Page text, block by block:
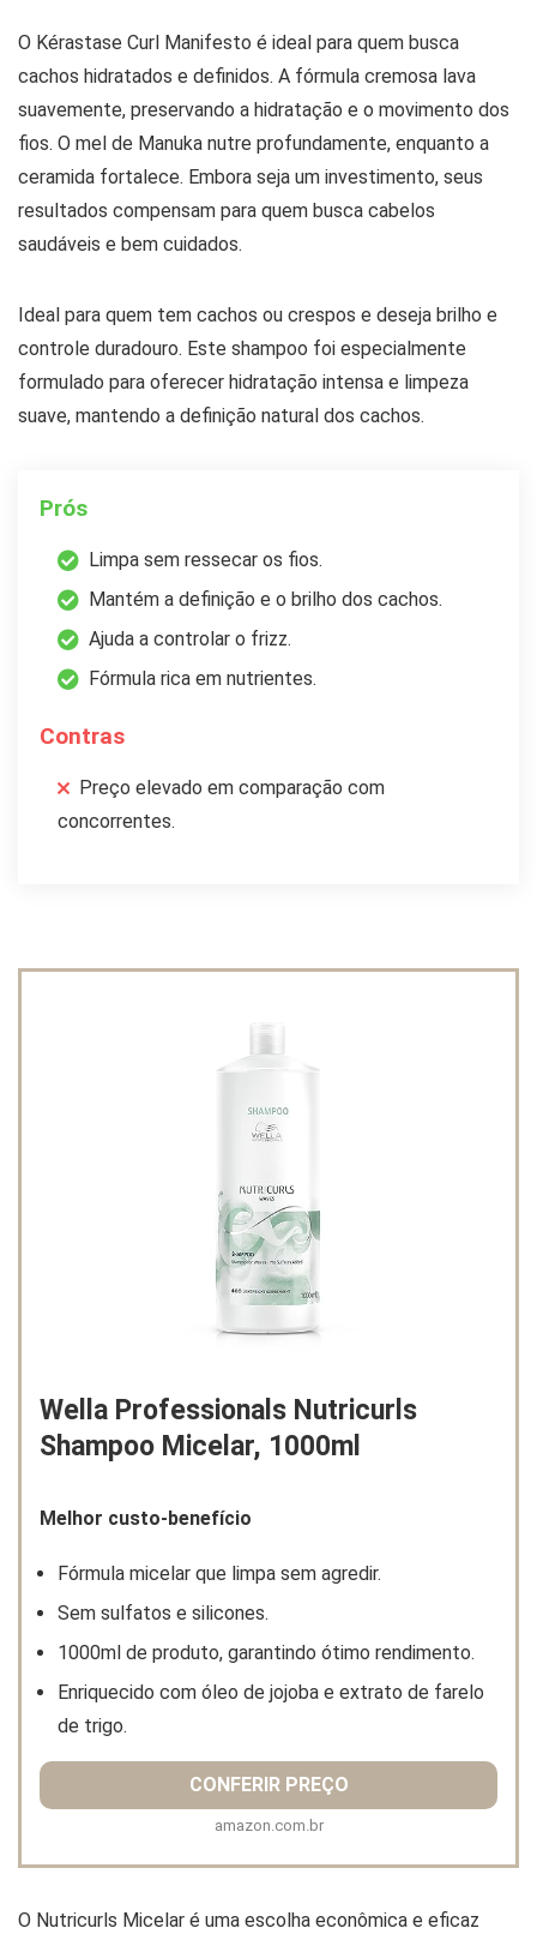
O Kérastase Curl Manifesto é ideal para quem busca
cachos hidratados e definidos. A fórmula cremosa lava
suavemente, preservando a hidratação e o movimento dos
fios. O mel de Manuka nutre profundamente, enquanto a
ceramida fortalece. Embora seja um investimento, seus
resultados compensam para quem busca cabelos
saudáveis e bem cuidados.
Ideal para quem tem cachos ou crespos e deseja brilho e
controle duradouro. Este shampoo foi especialmente
formulado para oferecer hidratação intensa e limpeza
suave, mantendo a definição natural dos cachos.
Prós
Limpa sem ressecar os fios.
Mantém a definição e o brilho dos cachos.
Ajuda a controlar o frizz.
Fórmula rica em nutrientes.
Contras
Preço elevado em comparação com
concorrentes.
Wella Professionals Nutricurls
Shampoo Micelar, 1000ml
Melhor custo-benefício
Fórmula micelar que limpa sem agredir.
Sem sulfatos e silicones.
1000ml de produto, garantindo ótimo rendimento.
Enriquecido com óleo de jojoba e extrato de farelo
de trigo.
CONFERIR PREÇO
amazon.com.br
O Nutricurls Micelar é uma escolha econômica e eficaz